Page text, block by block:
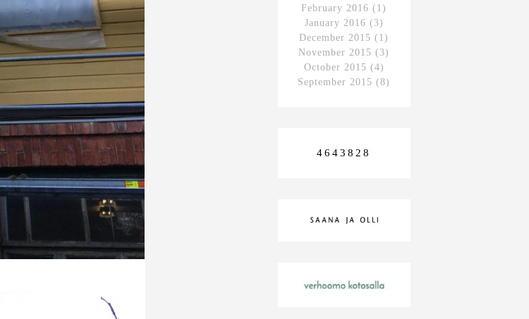
February 2016 (1)
January 2016 (3)
December 2015 (1)
November 2015 (3)
October 2015 (4)
September 2015 (8)
4643828